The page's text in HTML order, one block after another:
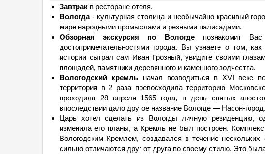
Завтрак в ресторане отеля.
Вологда- культурная столица и необычайно красивый
мире народными промыслами и резными палисадами.
Обзорная экскурсия по Вологдепознакомит
достопримечательностями города. Вы узнаете о том,
истории сыграл сам Иван Грозный, увидите своими
площадей, памятники деревянного и каменного зодчества.
Вологодский кремль начал возводиться в XVI веке
территория в 2 раза превосходила территорию
проходила 28 апреля 1565 года, в день святых
впоследствии дало другое название Вологде — Насон-город.
Царь хотел сделать из Вологды личную резиденцию,
изменила его планы, а Кремль не был построен.
Вологодским Кремлем, создавался в течение нескольких
сильно отличаются друг от друга по своему стилю. Это